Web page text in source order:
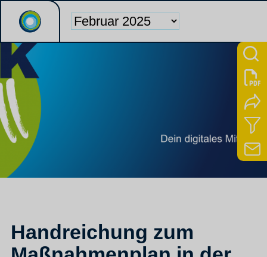
Handreichung zum